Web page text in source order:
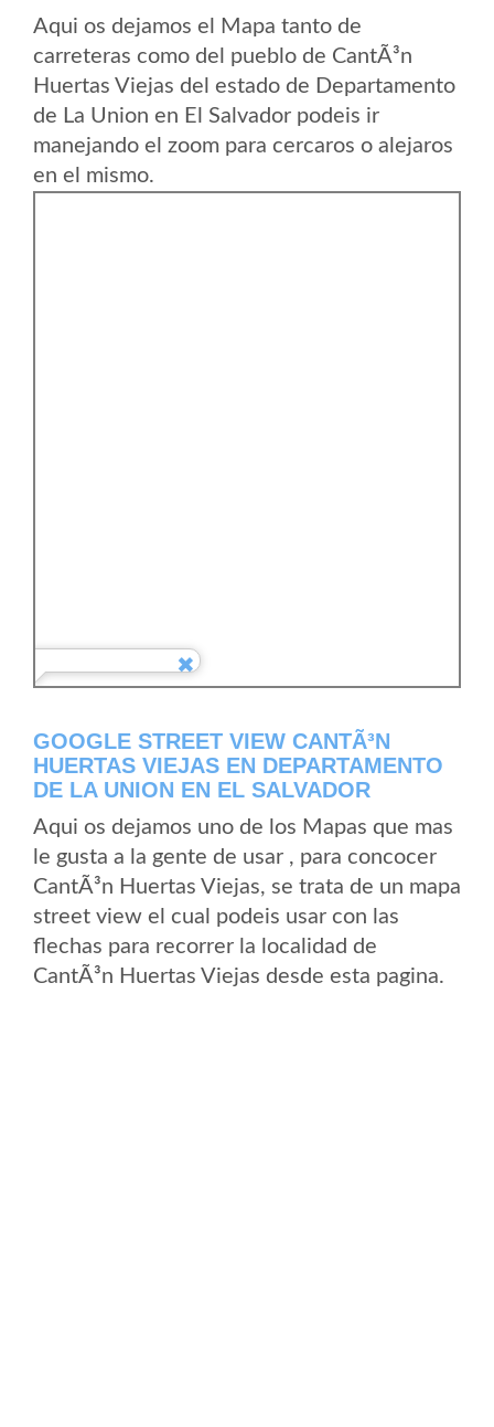
Aqui os dejamos el Mapa tanto de
carreteras como del pueblo de CantÃ³n
Huertas Viejas del estado de Departamento
de La Union en El Salvador podeis ir
manejando el zoom para cercaros o alejaros
en el mismo.
GOOGLE STREET VIEW CANTÃ³N
HUERTAS VIEJAS EN DEPARTAMENTO
DE LA UNION EN EL SALVADOR
Aqui os dejamos uno de los Mapas que mas
le gusta a la gente de usar , para concocer
CantÃ³n Huertas Viejas, se trata de un mapa
street view el cual podeis usar con las
flechas para recorrer la localidad de
CantÃ³n Huertas Viejas desde esta pagina.